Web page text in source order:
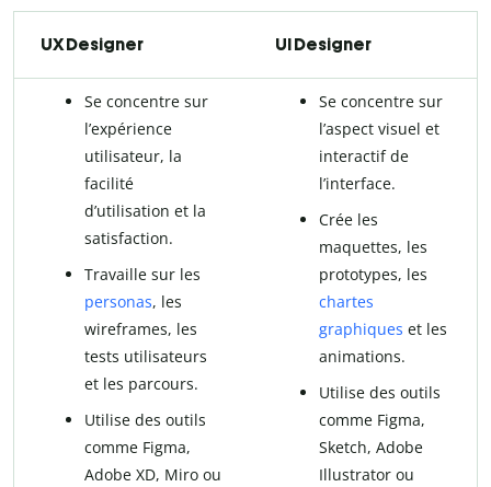
UX Designer UI Designer
Se concentre sur
l’expérience
utilisateur, la
facilité
d’utilisation et la
satisfaction.
Travaille sur les
personas, les
wireframes, les
tests utilisateurs
et les parcours.
Utilise des outils
comme Figma,
Adobe XD, Miro ou
Se concentre sur
l’aspect visuel et
interactif de
l’interface.
Crée les
maquettes, les
prototypes, les
chartes
graphiques et les
animations.
Utilise des outils
comme Figma,
Sketch, Adobe
Illustrator ou